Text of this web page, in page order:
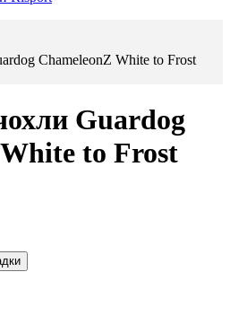
ChameleonZ White to Frost
Guardog
to Frost